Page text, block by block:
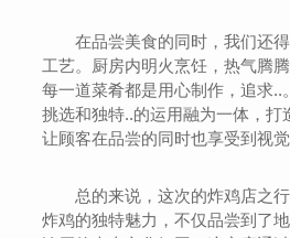
在品尝美食的同时，我们还
工艺。厨房内明火烹饪，热气腾
每一道菜肴都是用心制作，追求..
挑选和独特..的运用融为一体，打
让顾客在品尝的同时也享受到视
总的来说，这次的炸鸡店之
炸鸡的独特魅力，不仅品尝到了